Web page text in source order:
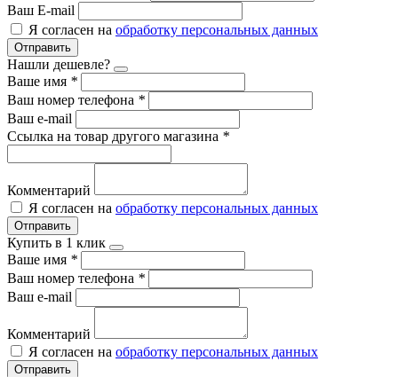
Ваш E-mail
Я согласен на обработку персональных данных
Отправить
Нашли дешевле?
Ваше имя *
Ваш номер телефона *
Ваш e-mail
Ссылка на товар другого магазина *
Комментарий
Я согласен на обработку персональных данных
Отправить
Купить в 1 клик
Ваше имя *
Ваш номер телефона *
Ваш e-mail
Комментарий
Я согласен на обработку персональных данных
Отправить